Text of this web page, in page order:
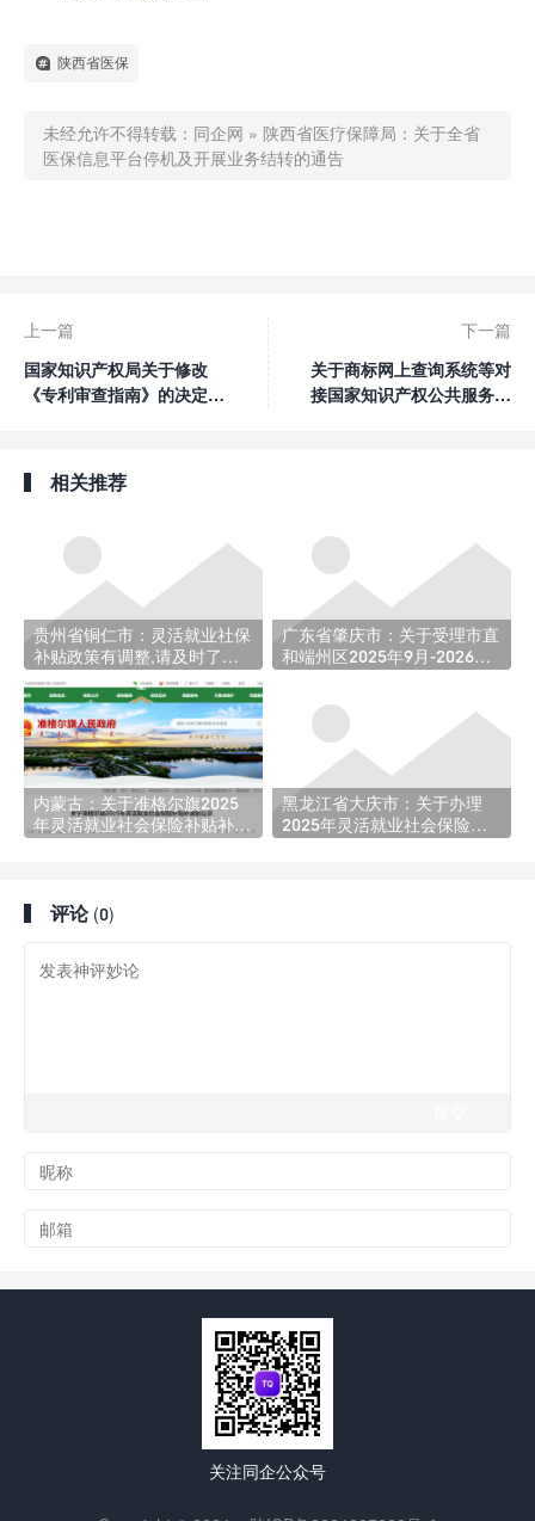
陕西省医保
未经允许不得转载： 同企网 » 陕西省医疗保障局：关于全省
医保信息平台停机及开展业务结转的通告
上一篇
国家知识产权局关于修改
《专利审查指南》的决定
下一篇
关于商标网上查询系统等对
接国家知识产权公共服务平
相关推荐
贵州省铜仁市：灵活就业社保
补贴政策有调整,请及时了
解！
广东省肇庆市：关于受理市直
和端州区2025年9月-2026年2
内蒙古：关于准格尔旗2025
年灵活就业社会保险补贴补发
黑龙江省大庆市：关于办理
2025年灵活就业社会保险补
评论 (0)
关注同企公众号